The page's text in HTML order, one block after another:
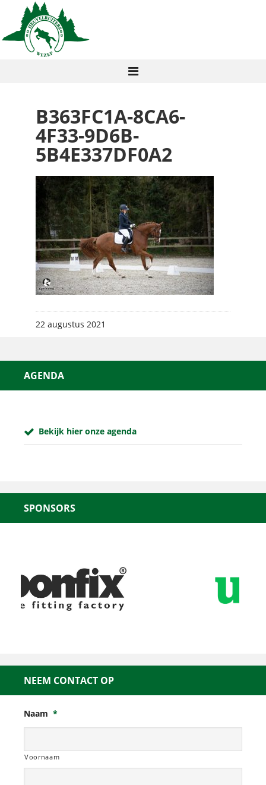
B363FC1A-8CA6-
4F33-9D6B-
5B4E337DF0A2
22 augustus 2021
AGENDA
Bekijk hier onze agenda
SPONSORS
NEEM CONTACT OP
Naam *
Voornaam